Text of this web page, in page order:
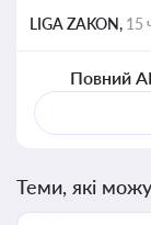
LIGA ZAKON, 15
Повний
Теми, які